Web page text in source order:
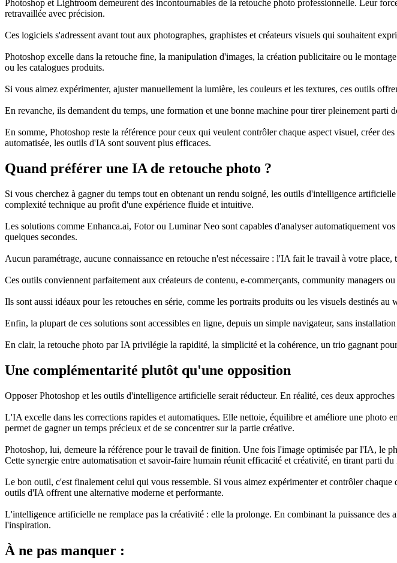
Photoshop et Lightroom demeurent des incontournables de la retouche photo professionnelle. Leur
retravaillée avec précision.
Ces logiciels s'adressent avant tout aux photographes, graphistes et créateurs visuels qui souhaitent
Photoshop excelle dans la retouche fine, la manipulation d'images, la création publicitaire ou le
ou les catalogues produits.
Si vous aimez expérimenter, ajuster manuellement la lumière, les couleurs et les textures, ces outils
En revanche, ils demandent du temps, une formation et une bonne machine pour tirer pleinement parti
En somme, Photoshop reste la référence pour ceux qui veulent contrôler chaque aspect visuel, créer
automatisée, les outils d'IA sont souvent plus efficaces.
Quand préférer une IA de retouche photo ?
Si vous cherchez à gagner du temps tout en obtenant un rendu soigné, les outils d'intelligence
complexité technique au profit d'une expérience fluide et intuitive.
Les solutions comme Enhanca.ai, Fotor ou Luminar Neo sont capables d'analyser automatiquement
quelques secondes.
Aucun paramétrage, aucune connaissance en retouche n'est nécessaire : l'IA fait le travail à votre
Ces outils conviennent parfaitement aux créateurs de contenu, e-commerçants, community managers
Ils sont aussi idéaux pour les retouches en série, comme les portraits produits ou les visuels destinés
Enfin, la plupart de ces solutions sont accessibles en ligne, depuis un simple navigateur, sans
En clair, la retouche photo par IA privilégie la rapidité, la simplicité et la cohérence, un trio gagnant
Une complémentarité plutôt qu'une opposition
Opposer Photoshop et les outils d'intelligence artificielle serait réducteur. En réalité, ces deux
L'IA excelle dans les corrections rapides et automatiques. Elle nettoie, équilibre et améliore une photo
permet de gagner un temps précieux et de se concentrer sur la partie créative.
Photoshop, lui, demeure la référence pour le travail de finition. Une fois l'image optimisée par l'IA, le
Cette synergie entre automatisation et savoir-faire humain réunit efficacité et créativité, en tirant parti
Le bon outil, c'est finalement celui qui vous ressemble. Si vous aimez expérimenter et contrôler
outils d'IA offrent une alternative moderne et performante.
L'intelligence artificielle ne remplace pas la créativité : elle la prolonge. En combinant la puissance
l'inspiration.
À ne pas manquer :